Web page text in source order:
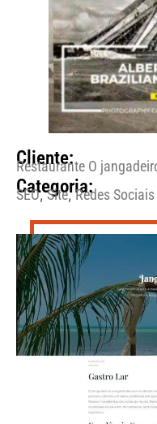
Cliente:
Restaurante O
Categoria:
SEO, Site, Redes Sociais